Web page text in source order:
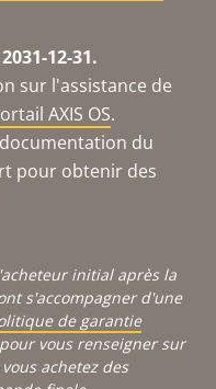
12-31.
sur l'assistance de
AXIS OS.
du
pour obtenir des
initial après la
s'accompagner d'une
de garantie
vous renseigner sur
achetez des